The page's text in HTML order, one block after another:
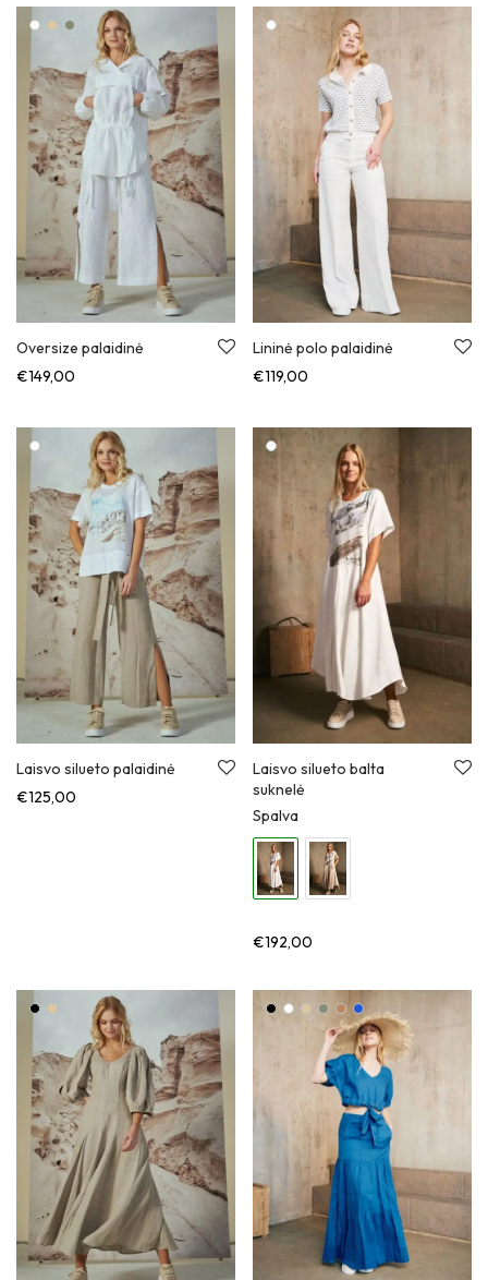
Oversize palaidinė
€149,00
Lininė polo palaidinė
€119,00
Laisvo silueto palaidinė
€125,00
Laisvo silueto balta
suknelė
Spalva
€192,00